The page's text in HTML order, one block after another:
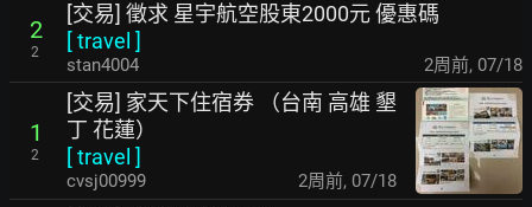
2
2
[交易] 徵求 星宇航空股東2000元 優惠碼
[travel ]
stan4004 2周前, 07/18
1
2
[交易] 家天下住宿券 （台南 高雄 墾
丁 花蓮）
[travel ]
cvsj00999 2周前, 07/18